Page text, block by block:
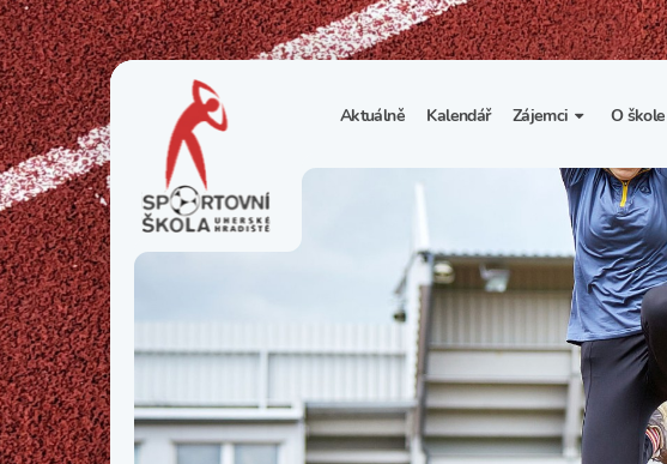
Aktuálně Kalendář Zájemci
1. třída
Sportovní třídy
Nesportovní třídy
O škole